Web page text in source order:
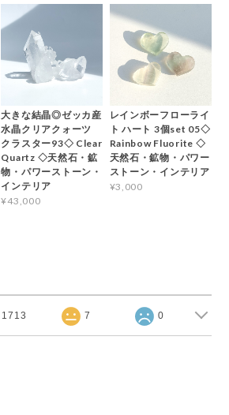
大きな結晶◎ゼッカ産
水晶クリアクォーツ
クラスター93◇ Clear
Quartz ◇天然石・鉱
物・パワーストーン・
インテリア
¥43,000
レインボーフローライ
ト ハート 3個set 05◇
Rainbow Fluorite ◇
天然石・鉱物・パワー
ストーン・インテリア
¥3,000
1713 7 0